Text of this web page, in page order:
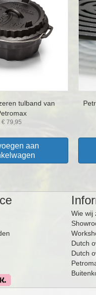
tulband van
€ 79,95
aan
Wie wij
Dutch
Dutch